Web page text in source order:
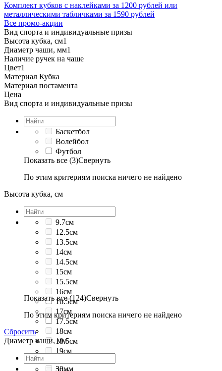
Комплект кубков с наклейками за 1200 рублей или
металлическими табличками за 1590 рублей
Все промо-акции
Вид спорта и индивидуальные призы
Высота кубка, см1
Диаметр чаши, мм1
Наличие ручек на чаше
Цвет1
Материал Кубка
Материал постамента
Цена
Вид спорта и индивидуальные призы
Баскетбол
Волейбол
Футбол
Показать все (3)Свернуть
По этим критериям поиска ничего не найдено
Высота кубка, см
9.7см
12.5см
13.5см
14см
14.5см
15см
15.5см
16см
16.5см
17см
17.5см
18см
18.5см
19см
Показать все (124)Свернуть
По этим критериям поиска ничего не найдено
Сбросить
Диаметр чаши, мм
30мм